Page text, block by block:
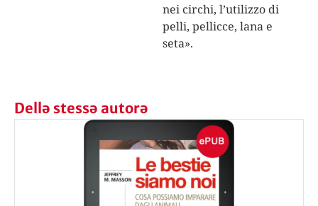
nei circhi, l’utilizzo di
pelli, pellicce, lana e
seta».
Dellə stessə autorə